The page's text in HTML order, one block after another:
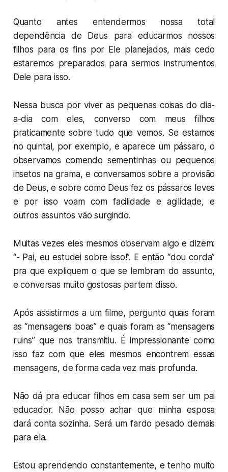
Quanto antes entendermos nossa total
dependência de Deus para educarmos nossos
filhos para os fins por Ele planejados, mais cedo
estaremos preparados para sermos instrumentos
Dele para isso.
Nessa busca por viver as pequenas coisas do dia-
a-dia com eles, converso com meus filhos
praticamente sobre tudo que vemos. Se estamos
no quintal, por exemplo, e aparece um pássaro, o
observamos comendo sementinhas ou pequenos
insetos na grama, e conversamos sobre a provisão
de Deus, e sobre como Deus fez os pássaros leves
e por isso voam com facilidade e agilidade, e
outros assuntos vão surgindo.
Muitas vezes eles mesmos observam algo e dizem:
“- Pai, eu estudei sobre isso!”. E então “dou corda”
pra que expliquem o que se lembram do assunto,
e conversas muito gostosas partem disso.
Após assistirmos a um filme, pergunto quais foram
as “mensagens boas” e quais foram as “mensagens
ruins” que nos transmitiu. É impressionante como
isso faz com que eles mesmos encontrem essas
mensagens, de forma cada vez mais profunda.
Não dá pra educar filhos em casa sem ser um pai
educador. Não posso achar que minha esposa
dará conta sozinha. Será um fardo pesado demais
para ela.
Estou aprendendo constantemente, e tenho muito